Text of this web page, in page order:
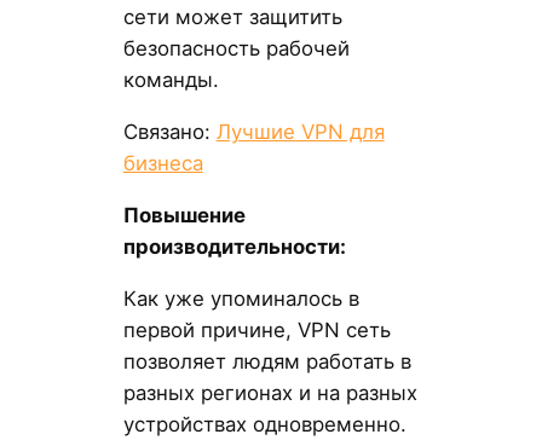
сети может защитить
безопасность рабочей
команды.
Связано: Лучшие VPN для
бизнеса
Повышение
производительности:
Как уже упоминалось в
первой причине, VPN сеть
позволяет людям работать в
разных регионах и на разных
устройствах одновременно.